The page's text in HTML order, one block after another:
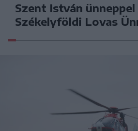
Szent István
Székelyföldi Lovas